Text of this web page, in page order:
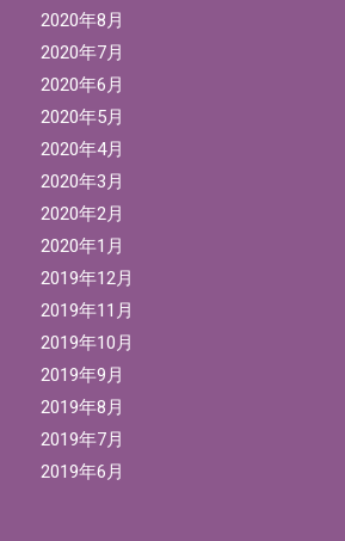
2020年8月
2020年7月
2020年6月
2020年5月
2020年4月
2020年3月
2020年2月
2020年1月
2019年12月
2019年11月
2019年10月
2019年9月
2019年8月
2019年7月
2019年6月